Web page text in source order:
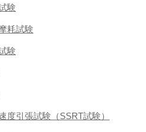
験
耗試験
験
度引張試験（SSRT試験）